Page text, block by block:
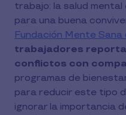
trabajo: la salud mental
para una buena
Fundación Mente Sana
trabajadores
conflictos con
programas de
para reducir este tipo
ignorar la importancia